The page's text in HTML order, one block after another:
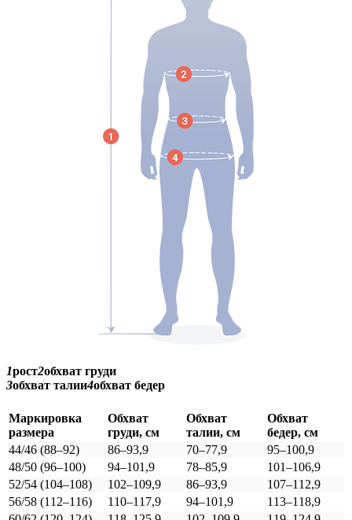
1рост2обхват груди
3обхват талии4обхват бедер
Маркировка
размера
Обхват
груди, см
Обхват
талии, см
Обхват
бедер, см
44/46 (88–92)
86–93,9 70–77,9
95–100,9
48/50 (96–100)
94–101,9 78–85,9
101–106,9
52/54 (104–108)
102–109,9 86–93,9
107–112,9
56/58 (112–116)
110–117,9 94–101,9
113–118,9